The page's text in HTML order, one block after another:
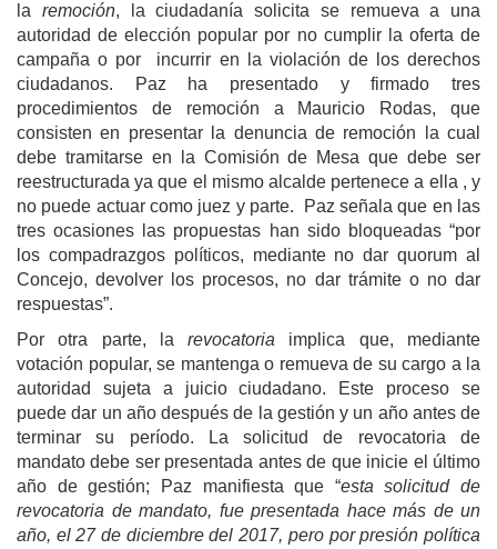
la remoción, la ciudadanía solicita se remueva a una
autoridad de elección popular por no cumplir la oferta de
campaña o por incurrir en la violación de los derechos
ciudadanos. Paz ha presentado y firmado tres
procedimientos de remoción a Mauricio Rodas, que
consisten en presentar la denuncia de remoción la cual
debe tramitarse en la Comisión de Mesa que debe ser
reestructurada ya que el mismo alcalde pertenece a ella , y
no puede actuar como juez y parte. Paz señala que en las
tres ocasiones las propuestas han sido bloqueadas “por
los compadrazgos políticos, mediante no dar quorum al
Concejo, devolver los procesos, no dar trámite o no dar
respuestas”.
Por otra parte, larevocatoria implica que, mediante
votación popular, se mantenga o remueva de su cargo a la
autoridad sujeta a juicio ciudadano. Este proceso se
puede dar un año después de la gestión y un año antes de
terminar su período. La solicitud de revocatoria de
mandato debe ser presentada antes de que inicie el último
año de gestión; Paz manifiesta que “esta solicitud de
revocatoria de mandato, fue presentada hace más de un
año, el 27 de diciembre del 2017, pero por presión política